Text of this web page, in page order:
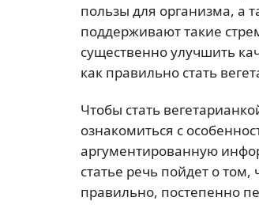
пользы для организма, а
поддерживают такие
существенно улучшить
как правильно стать
Чтобы стать
ознакомиться с
аргументированную
статье речь пойдет о том,
правильно, постепенно